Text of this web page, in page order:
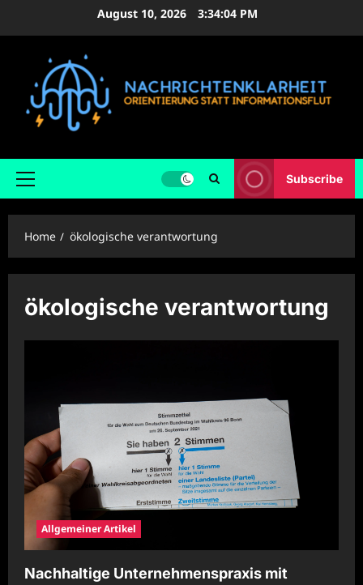
August 10, 2026 3:34:05 PM
Primary
Subscribe
Home ökologische verantwortung
ökologische verantwortung
Allgemeiner Artikel
Nachhaltige Unternehmenspraxis mit